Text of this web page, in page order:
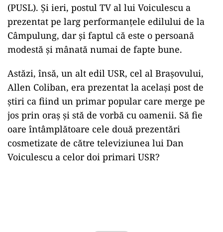
(PUSL). Și ieri, postul TV al lui Voiculescu a
prezentat pe larg performanțele edilului de la
Câmpulung, dar și faptul că este o persoană
modestă și mânată numai de fapte bune.
Astăzi, însă, un alt edil USR, cel al Brașovului,
Allen Coliban, era prezentat la același post de
știri ca fiind un primar popular care merge pe
jos prin oraș și stă de vorbă cu oamenii. Să fie
oare întâmplătoare cele două prezentări
cosmetizate de către televiziunea lui Dan
Voiculescu a celor doi primari USR?